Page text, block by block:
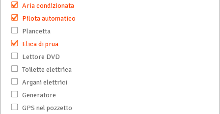
Aria condizionata
Pilota automatico
Plancetta
Elica di prua
Lettore DVD
Toilette elettrica
Argani elettrici
Generatore
GPS nel pozzetto